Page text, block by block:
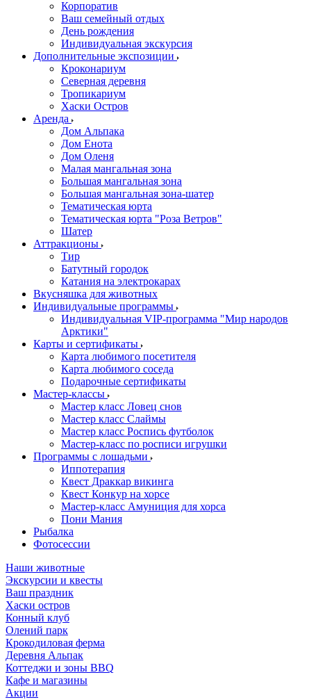
Корпоратив
Ваш семейный отдых
День рождения
Индивидуальная экскурсия
Дополнительные экспозиции
Кроконариум
Северная деревня
Тропикариум
Хаски Остров
Аренда
Дом Альпака
Дом Енота
Дом Оленя
Малая мангальная зона
Большая мангальная зона
Большая мангальная зона-шатер
Тематическая юрта
Тематическая юрта "Роза Ветров"
Шатер
Аттракционы
Тир
Батутный городок
Катания на электрокарах
Вкусняшка для животных
Индивидуальные программы
Индивидуальная VIP-программа "Мир народов
Арктики"
Карты и сертификаты
Карта любимого посетителя
Карта любимого соседа
Подарочные сертификаты
Мастер-классы
Мастер класс Ловец снов
Мастер класс Слаймы
Мастер класс Роспись футболок
Мастер-класс по росписи игрушки
Программы с лошадьми
Иппотерапия
Квест Драккар викинга
Квест Конкур на хорсе
Мастер-класс Амуниция для хорса
Пони Мания
Рыбалка
Фотосессии
Наши животные
Экскурсии и квесты
Ваш праздник
Хаски остров
Конный клуб
Олений парк
Крокодиловая ферма
Деревня Альпак
Коттеджи и зоны BBQ
Кафе и магазины
Акции